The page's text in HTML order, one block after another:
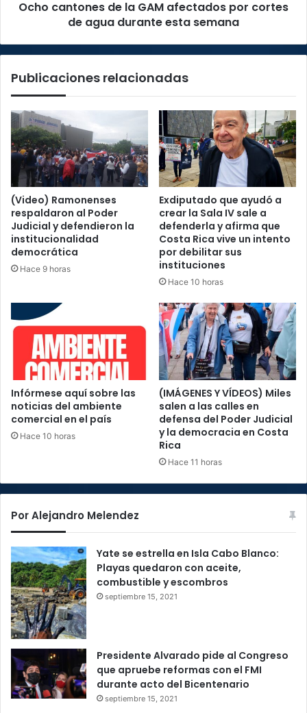
agua
semana
Ocho cantones de la GAM afectados por cortes
de agua durante esta semana
Publicaciones relacionadas
(Video) Ramonenses
respaldaron al Poder
Judicial y defendieron la
institucionalidad
democrática
Hace 9 horas
Exdiputado que ayudó a
crear la Sala IV sale a
defenderla y afirma que
Costa Rica vive un intento
por debilitar sus
instituciones
Hace 10 horas
Infórmese aquí sobre las
noticias del ambiente
comercial en el país
Hace 10 horas
(IMÁGENES Y VÍDEOS) Miles
salen a las calles en
defensa del Poder Judicial
y la democracia en Costa
Rica
Hace 11 horas
Por Alejandro Melendez
Yate se estrella en Isla Cabo Blanco:
Playas quedaron con aceite,
combustible y escombros
septiembre 15, 2021
Presidente Alvarado pide al Congreso
que apruebe reformas con el FMI
durante acto del Bicentenario
septiembre 15, 2021